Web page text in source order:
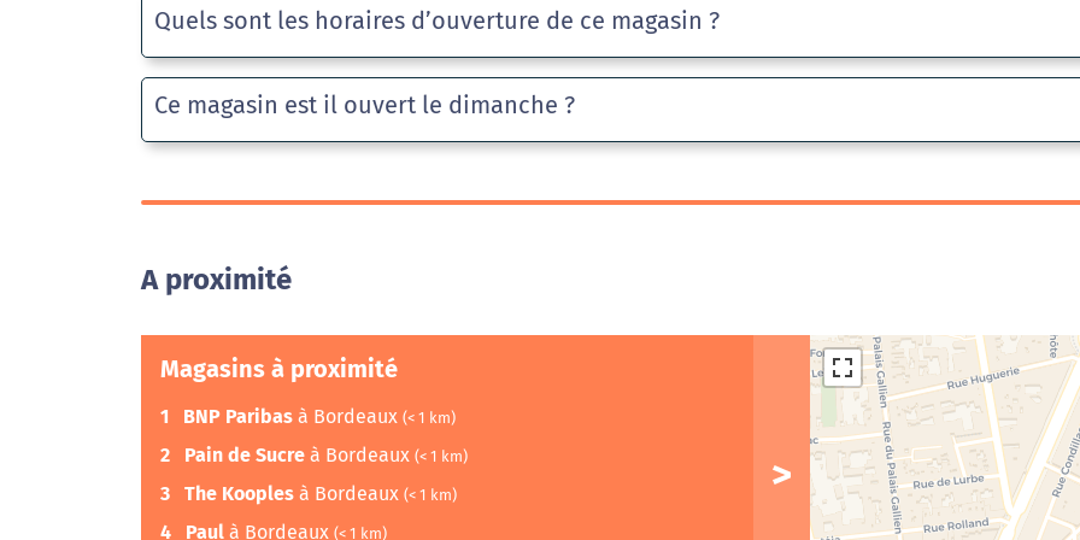
Quels sont les horaires d’ouverture de ce magasin ?
Ce magasin est il ouvert le dimanche ?
A proximité
Magasins à proximité
1 BNP Paribas à Bordeaux (< 1 km)
2 Pain de Sucre à Bordeaux (< 1 km)
3 The Kooples à Bordeaux (< 1 km)
4 Paul à Bordeaux (< 1 km)